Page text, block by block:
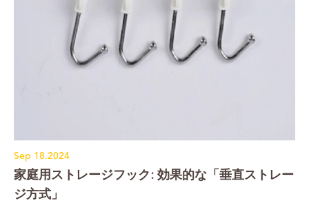
Sep 18.2024
家庭用ストレージフック: 効果的な「垂直ストレー
ジ方式」